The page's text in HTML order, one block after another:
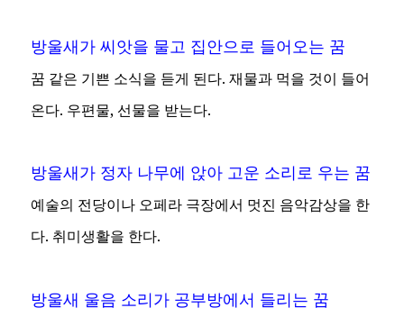
방울새가 씨앗을 물고 집안으로 들어오는 꿈
꿈 같은 기쁜 소식을 듣게 된다. 재물과 먹을 것이 들어
온다. 우편물, 선물을 받는다.
방울새가 정자 나무에 앉아 고운 소리로 우는 꿈
예술의 전당이나 오페라 극장에서 멋진 음악감상을 한
다. 취미생활을 한다.
방울새 울음 소리가 공부방에서 들리는 꿈